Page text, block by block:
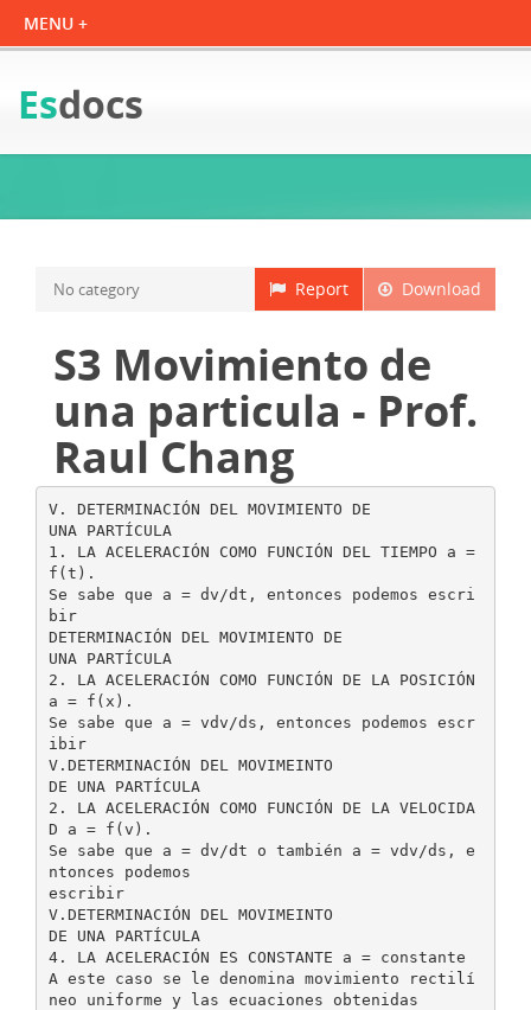
Esdocs
Download
Report
No category
S3 Movimiento de
una particula - Prof.
Raul Chang
V. DETERMINACIÓN DEL MOVIMIENTO DE
UNA PARTÍCULA
1. LA ACELERACIÓN COMO FUNCIÓN DEL TIEMPO a =
f(t).
Se sabe que a = dv/dt, entonces podemos escri
bir
DETERMINACIÓN DEL MOVIMIENTO DE
UNA PARTÍCULA
2. LA ACELERACIÓN COMO FUNCIÓN DE LA POSICIÓN
a = f(x).
Se sabe que a = vdv/ds, entonces podemos escr
ibir
V.DETERMINACIÓN DEL MOVIMEINTO
DE UNA PARTÍCULA
2. LA ACELERACIÓN COMO FUNCIÓN DE LA VELOCIDA
D a = f(v).
Se sabe que a = dv/dt o también a = vdv/ds, e
ntonces podemos
escribir
V.DETERMINACIÓN DEL MOVIMEINTO
DE UNA PARTÍCULA
4. LA ACELERACIÓN ES CONSTANTE a = constante
A este caso se le denomina movimiento rectilí
neo uniforme y las ecuaciones obtenidas